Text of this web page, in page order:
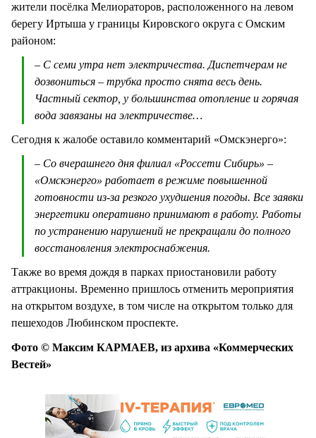
жители посёлка Мелиораторов, расположенного на левом
берегу Иртыша у границы Кировского округа с Омским
районом:
– С семи утра нет электричества. Диспетчерам не
дозвониться – трубка просто снята весь день.
Частный сектор, у большинства отопление и горячая
вода завязаны на электричестве…
Сегодня к жалобе оставило комментарий «Омскэнерго»:
– Со вчерашнего дня филиал «Россети Сибирь» –
«Омскэнерго» работает в режиме повышенной
готовности из-за резкого ухудшения погоды. Все заявки
энергетики оперативно принимают в работу. Работы
по устранению нарушений не прекращали до полного
восстановления электроснабжения.
Также во время дождя в парках приостановили работу
аттракционы. Временно пришлось отменить мероприятия
на открытом воздухе, в том числе на открытом только для
пешеходов Любинском проспекте.
Фото © Максим КАРМАЕВ, из архива «Коммерческих
Вестей»